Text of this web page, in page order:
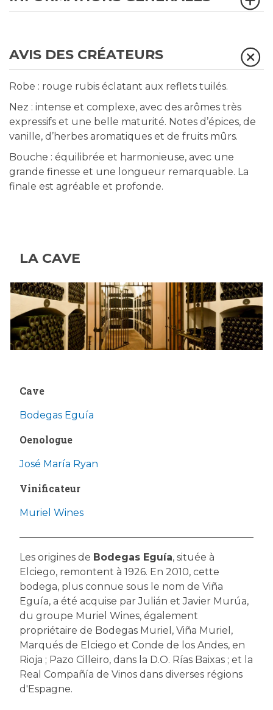
AVIS DES CRÉATEURS
Robe : rouge rubis éclatant aux reflets tuilés.
Nez : intense et complexe, avec des arômes très
expressifs et une belle maturité. Notes d’épices, de
vanille, d’herbes aromatiques et de fruits mûrs.
Bouche : équilibrée et harmonieuse, avec une
grande finesse et une longueur remarquable. La
finale est agréable et profonde.
LA CAVE
Cave
Bodegas Eguía
Oenologue
José María Ryan
Vinificateur
Muriel Wines
Les origines de Bodegas Eguía, située à
Elciego, remontent à 1926. En 2010, cette
bodega, plus connue sous le nom de Viña
Eguía, a été acquise par Julián et Javier Murúa,
du groupe Muriel Wines, également
propriétaire de Bodegas Muriel, Viña Muriel,
Marqués de Elciego et Conde de los Andes, en
Rioja ; Pazo Cilleiro, dans la D.O. Rías Baixas ; et la
Real Compañía de Vinos dans diverses régions
d'Espagne.